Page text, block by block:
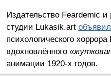
Издательство Feardemic и
студии Lukasik.art
психологического
вдохновлённого
анимации 1920-х годов.